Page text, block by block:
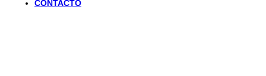
CONTACTO